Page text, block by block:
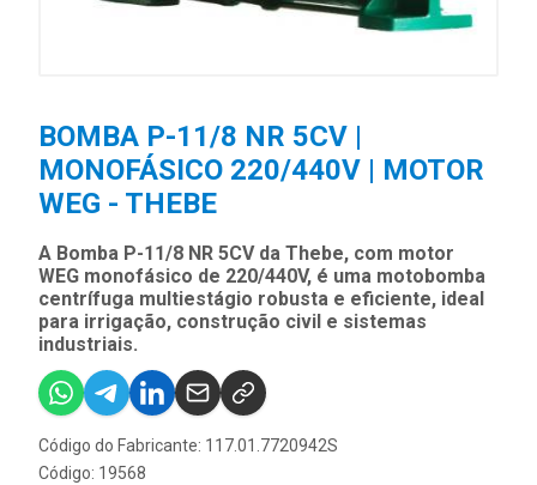
BOMBA P-11/8 NR 5CV |
MONOFÁSICO 220/440V | MOTOR
WEG - THEBE
A Bomba P-11/8 NR 5CV da Thebe, com motor
WEG monofásico de 220/440V, é uma motobomba
centrífuga multiestágio robusta e eficiente, ideal
para irrigação, construção civil e sistemas
industriais.
Código do Fabricante: 117.01.7720942S
Código: 19568